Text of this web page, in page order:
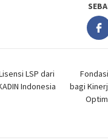
LSP dari
Indonesia
bagi